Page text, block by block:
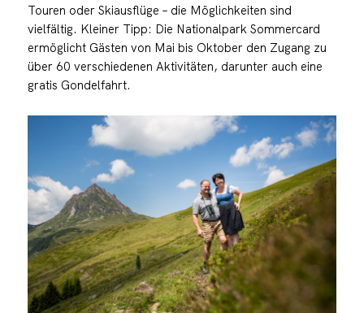
Touren oder Skiausflüge – die Möglichkeiten sind
vielfältig. Kleiner Tipp: Die Nationalpark Sommercard
ermöglicht Gästen von Mai bis Oktober den Zugang zu
über 60 verschiedenen Aktivitäten, darunter auch eine
gratis Gondelfahrt.